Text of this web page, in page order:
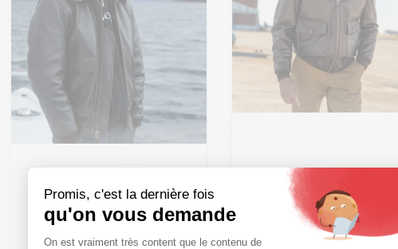
Promis, c'est la dernière fois
qu'on vous demande
Plateforme de Gestion du
On est vraiment très content que le contenu de
+ de taille